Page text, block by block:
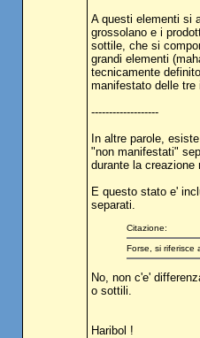
A questi elementi si
grossolano e i
sottile, che si
grandi elementi
tecnicamente
manifestato delle tre
-------------------
In altre parole,
"non manifestati"
durante la creazione
E questo stato e'
separati.
Citazione:
Forse, si riferisce
No, non c'e'
o sottili.
Haribol !